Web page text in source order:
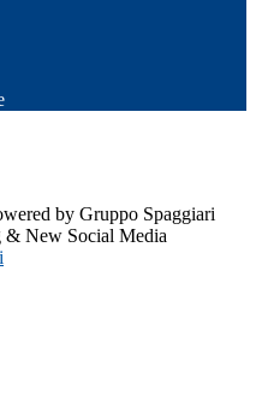
by Gruppo Spaggiari
& New Social Media